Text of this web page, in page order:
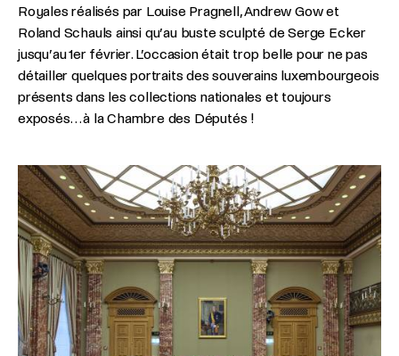
Royales réalisés par Louise Pragnell, Andrew Gow et
Roland Schauls ainsi qu’au buste sculpté de Serge Ecker
jusqu’au 1er février. L’occasion était trop belle pour ne pas
détailler quelques portraits des souverains luxembourgeois
présents dans les collections nationales et toujours
exposés… à la Chambre des Députés !